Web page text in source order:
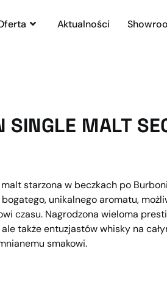
Aktualności
SINGLE MALT
starzona w beczkach po
unikalnego aromatu,
czasu. Nagrodzona wieloma
także entuzjastów whisky na
smakowi.